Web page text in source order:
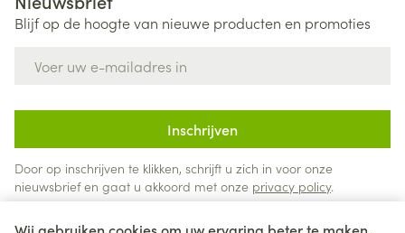
Blijf op de hoogte van nieuwe producten en promoties
Inschrijven
Door op inschrijven te klikken, schrijft u zich in voor onze
nieuwsbrief en gaat u akkoord met onze privacy policy.